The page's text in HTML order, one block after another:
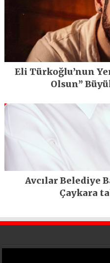
Eli Türkoğlu’nun
Olsun”
Avcılar Belediye
Çaykara